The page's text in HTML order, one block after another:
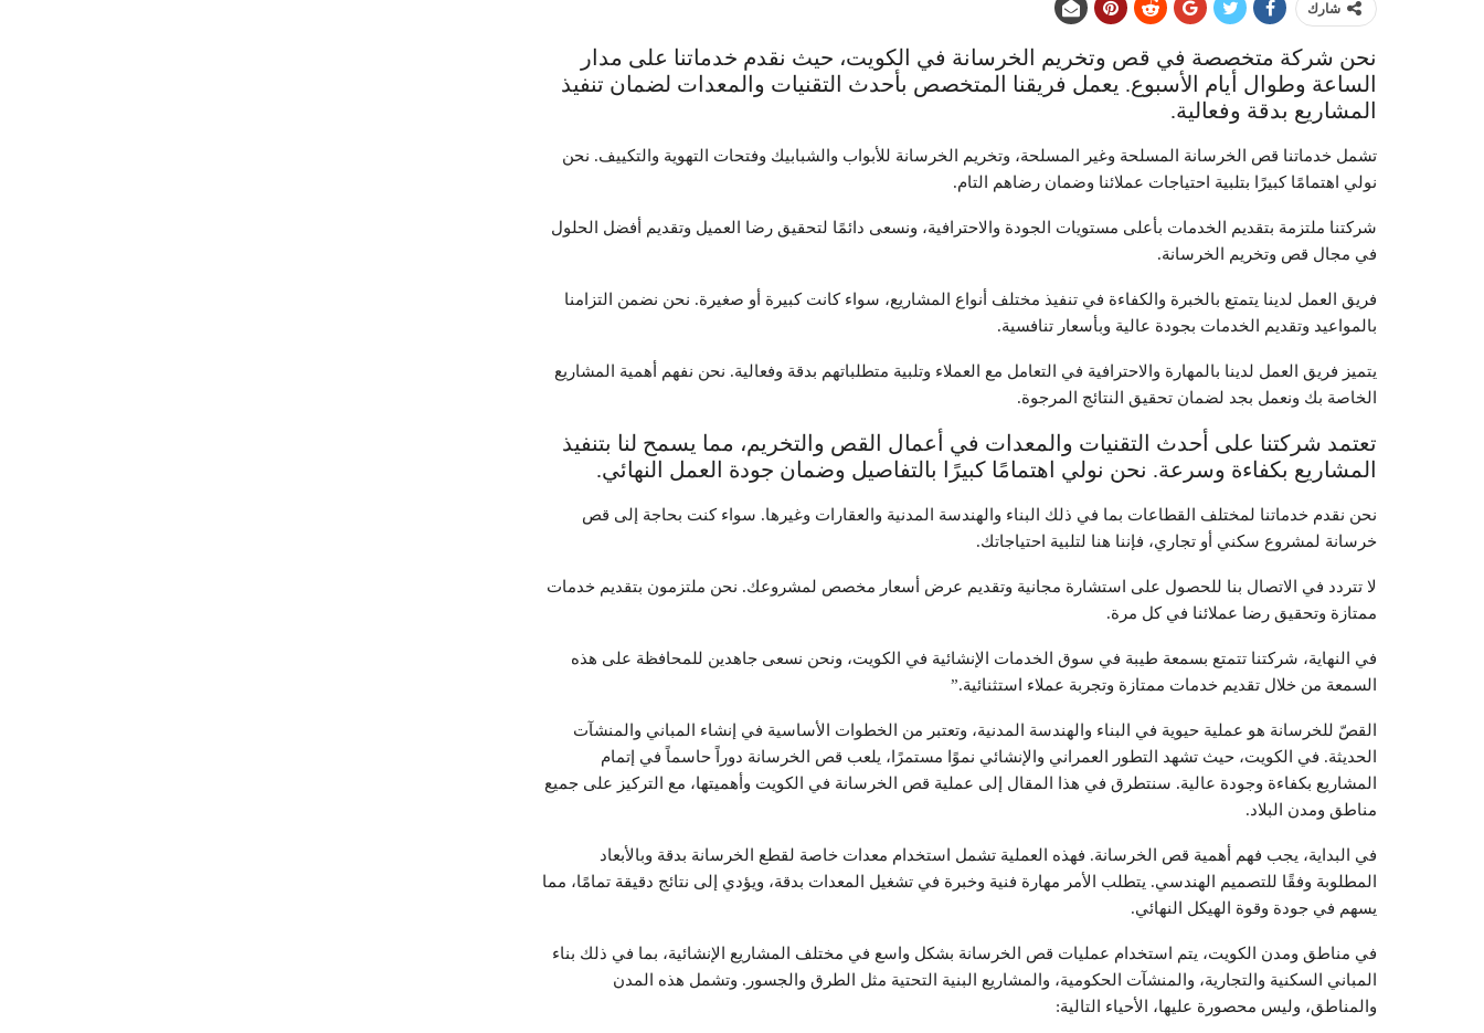
شارك
نحن شركة متخصصة في قص وتخريم الخرسانة في الكويت، حيث نقدم خدماتنا على مدار
الساعة وطوال أيام الأسبوع. يعمل فريقنا المتخصص بأحدث التقنيات والمعدات لضمان تنفيذ
المشاريع بدقة وفعالية.
تشمل خدماتنا قص الخرسانة المسلحة وغير المسلحة، وتخريم الخرسانة للأبواب والشبابيك وفتحات التهوية والتكييف. نحن
نولي اهتمامًا كبيرًا بتلبية احتياجات عملائنا وضمان رضاهم التام.
شركتنا ملتزمة بتقديم الخدمات بأعلى مستويات الجودة والاحترافية، ونسعى دائمًا لتحقيق رضا العميل وتقديم أفضل الحلول
في مجال قص وتخريم الخرسانة.
فريق العمل لدينا يتمتع بالخبرة والكفاءة في تنفيذ مختلف أنواع المشاريع، سواء كانت كبيرة أو صغيرة. نحن نضمن التزامنا
بالمواعيد وتقديم الخدمات بجودة عالية وبأسعار تنافسية.
يتميز فريق العمل لدينا بالمهارة والاحترافية في التعامل مع العملاء وتلبية متطلباتهم بدقة وفعالية. نحن نفهم أهمية المشاريع
الخاصة بك ونعمل بجد لضمان تحقيق النتائج المرجوة.
تعتمد شركتنا على أحدث التقنيات والمعدات في أعمال القص والتخريم، مما يسمح لنا بتنفيذ
المشاريع بكفاءة وسرعة. نحن نولي اهتمامًا كبيرًا بالتفاصيل وضمان جودة العمل النهائي.
نحن نقدم خدماتنا لمختلف القطاعات بما في ذلك البناء والهندسة المدنية والعقارات وغيرها. سواء كنت بحاجة إلى قص
خرسانة لمشروع سكني أو تجاري، فإننا هنا لتلبية احتياجاتك.
لا تتردد في الاتصال بنا للحصول على استشارة مجانية وتقديم عرض أسعار مخصص لمشروعك. نحن ملتزمون بتقديم خدمات
ممتازة وتحقيق رضا عملائنا في كل مرة.
في النهاية، شركتنا تتمتع بسمعة طيبة في سوق الخدمات الإنشائية في الكويت، ونحن نسعى جاهدين للمحافظة على هذه
السمعة من خلال تقديم خدمات ممتازة وتجربة عملاء استثنائية.”
القصّ للخرسانة هو عملية حيوية في البناء والهندسة المدنية، وتعتبر من الخطوات الأساسية في إنشاء المباني والمنشآت
الحديثة. في الكويت، حيث تشهد التطور العمراني والإنشائي نموًا مستمرًا، يلعب قص الخرسانة دوراً حاسماً في إتمام
المشاريع بكفاءة وجودة عالية. سنتطرق في هذا المقال إلى عملية قص الخرسانة في الكويت وأهميتها، مع التركيز على جميع
مناطق ومدن البلاد.
في البداية، يجب فهم أهمية قص الخرسانة. فهذه العملية تشمل استخدام معدات خاصة لقطع الخرسانة بدقة وبالأبعاد
المطلوبة وفقًا للتصميم الهندسي. يتطلب الأمر مهارة فنية وخبرة في تشغيل المعدات بدقة، ويؤدي إلى نتائج دقيقة تمامًا، مما
يسهم في جودة وقوة الهيكل النهائي.
في مناطق ومدن الكويت، يتم استخدام عمليات قص الخرسانة بشكل واسع في مختلف المشاريع الإنشائية، بما في ذلك بناء
المباني السكنية والتجارية، والمنشآت الحكومية، والمشاريع البنية التحتية مثل الطرق والجسور. وتشمل هذه المدن
والمناطق، وليس محصورة عليها، الأحياء التالية: